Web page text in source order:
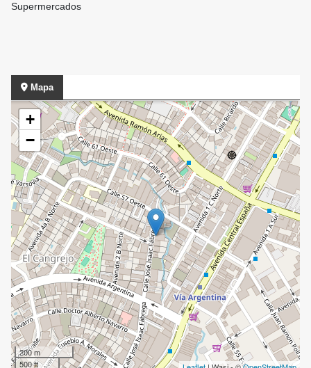
Supermercados
Mapa
+
−
200 m
500 ft